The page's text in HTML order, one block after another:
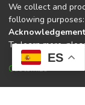
ES
Universidad
CACES
We collect and
following purposes:
To learn more,
Customize